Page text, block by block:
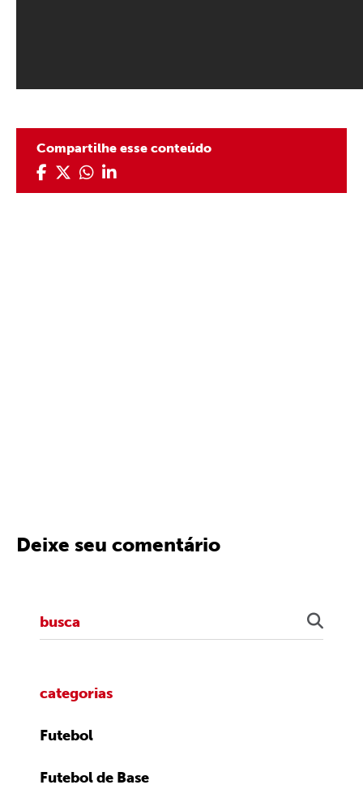
Compartilhe esse conteúdo
Deixe seu comentário
categorias
Futebol
Futebol de Base